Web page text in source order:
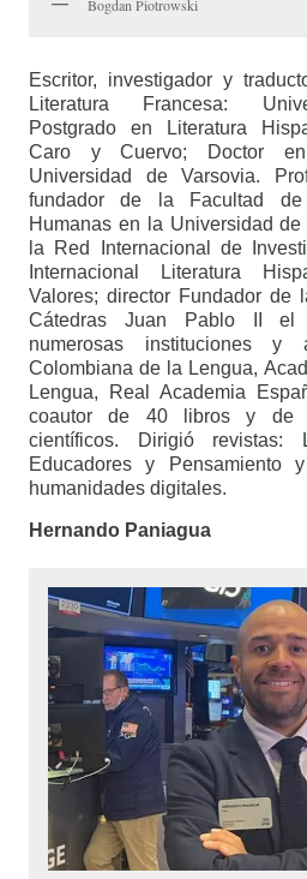
Bogdan Piotrowski
Escritor, investigador y
Literatura Francesa:
Postgrado en Literatura
Caro y Cuervo; Doctor en
Universidad de Varsovia.
fundador de la Facultad
Humanas en la Universidad
la Red Internacional de
Internacional Literatura
Valores; director Fundador de
Cátedras Juan Pablo II el
numerosas instituciones y
Colombiana de la Lengua,
Lengua, Real Academia
coautor de 40 libros y de
científicos. Dirigió revistas:
Educadores y Pensamiento
humanidades digitales.
Hernando Paniagua